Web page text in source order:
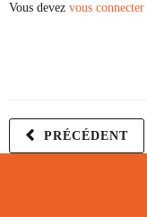
Vous devez vous connecter
PRÉCÉDENT